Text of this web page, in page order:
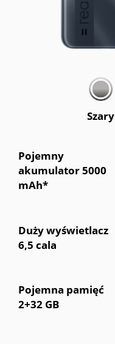
Pojemny
akumulator 5000
mAh*
Duży wyświetlacz
6,5 cala
Pojemna pamięć
2+32 GB
Szary